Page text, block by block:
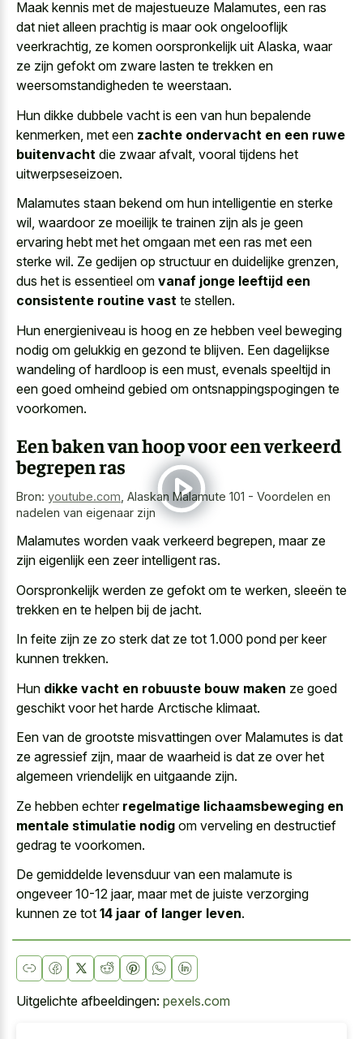
Maak kennis met de majestueuze Malamutes, een ras
dat niet alleen prachtig is maar ook ongelooflijk
veerkrachtig, ze komen oorspronkelijk uit Alaska, waar
ze zijn gefokt om zware lasten te trekken en
weersomstandigheden te weerstaan.
Hun dikke dubbele vacht is een van hun bepalende
kenmerken, met een zachte ondervacht en een ruwe
buitenvacht die zwaar afvalt, vooral tijdens het
uitwerpseseizoen.
Malamutes staan bekend om hun intelligentie en sterke
wil, waardoor ze moeilijk te trainen zijn als je geen
ervaring hebt met het omgaan met een ras met een
sterke wil. Ze gedijen op structuur en duidelijke grenzen,
dus het is essentieel om vanaf jonge leeftijd een
consistente routine vast te stellen.
Hun energieniveau is hoog en ze hebben veel beweging
nodig om gelukkig en gezond te blijven. Een dagelijkse
wandeling of hardloop is een must, evenals speeltijd in
een goed omheind gebied om ontsnappingspogingen te
voorkomen.
Een baken van hoop voor een verkeerd
begrepen ras
Bron: youtube.com Alaskan Malamute 101 - Voordelen en
nadelen van eigenaar zijn
Malamutes worden vaak verkeerd begrepen, maar ze
zijn eigenlijk een zeer intelligent ras.
Oorspronkelijk werden ze gefokt om te werken, sleeën te
trekken en te helpen bij de jacht.
In feite zijn ze zo sterk dat ze tot 1.000 pond per keer
kunnen trekken.
Hun dikke vacht en robuuste bouw maken ze goed
geschikt voor het harde Arctische klimaat.
Een van de grootste misvattingen over Malamutes is dat
ze agressief zijn, maar de waarheid is dat ze over het
algemeen vriendelijk en uitgaande zijn.
Ze hebben echter regelmatige lichaamsbeweging en
mentale stimulatie nodig om verveling en destructief
gedrag te voorkomen.
De gemiddelde levensduur van een malamute is
ongeveer 10-12 jaar, maar met de juiste verzorging
kunnen ze tot 14 jaar of langer leven.
Uitgelichte afbeeldingen: pexels.com